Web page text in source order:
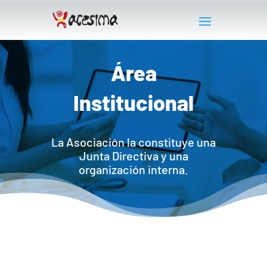
Área
Institucional
La Asociación la constituye una
Junta Directiva y una
organización interna.